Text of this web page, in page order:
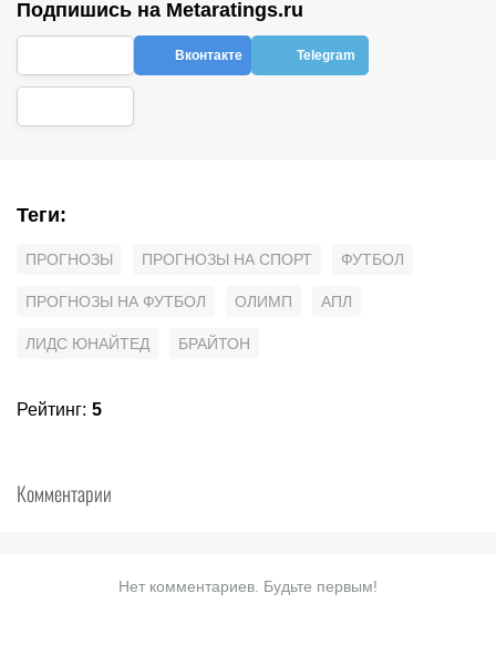
Подпишись на Metaratings.ru
Вконтакте Telegram
Теги:
ПРОГНОЗЫ ПРОГНОЗЫ НА СПОРТ ФУТБОЛ
ПРОГНОЗЫ НА ФУТБОЛ ОЛИМП АПЛ
ЛИДС ЮНАЙТЕД БРАЙТОН
Рейтинг: 5
Комментарии
Нет комментариев. Будьте первым!